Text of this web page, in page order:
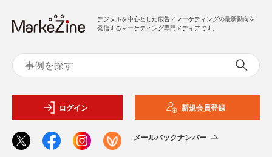
デジタルを中心とした広告／マーケティングの最新動向を
発信するマーケティング専門メディアです。
ログイン 新規会員登録
メールバックナンバー